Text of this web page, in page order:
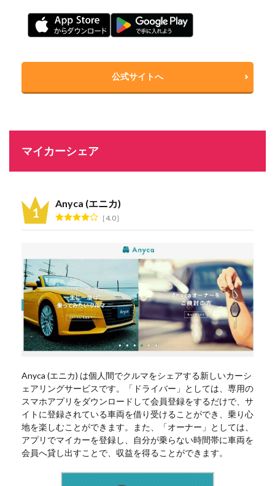
公式サイトへ
マイカーシェア
Anyca (エニカ)
4.0
Anyca (エニカ) は個人間でクルマをシェアする新しいカーシ
ェアリングサービスです。「ドライバー」としては、専用の
スマホアプリをダウンロードして会員登録をするだけで、サ
イトに登録されている車両を借り受けることができ、乗り心
地を楽しむことができます。また、「オーナー」としては、
アプリでマイカーを登録し、自分が乗らない時間帯に車両を
会員へ貸し出すことで、収益を得ることができます。